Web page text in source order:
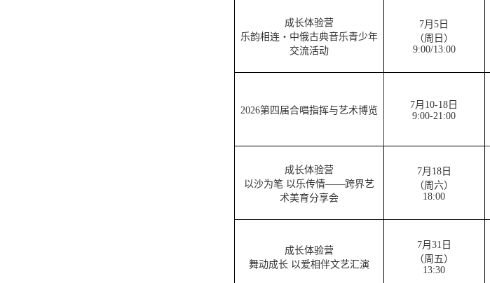
成长体验营
乐韵相连・中俄古典音乐青少年
交流活动
7月5日
（周日）
9:00/13:00
2026第四届合唱指挥与艺术博览
7月10-18日
9:00-21:00
成长体验营
以沙为笔 以乐传情——跨界艺
术美育分享会
7月18日
（周六）
18:00
成长体验营
舞动成长 以爱相伴文艺汇演
7月31日
（周五）
13:30